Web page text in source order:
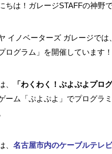
ちは！ガレージSTAFFの神野で
イノベーターズ ガレージで
ログラム」を開催しています！
、 「わくわく！ぷよぷよプロ
ーム「ぷよぷよ」でプログラ
、 名古屋市内のケーブルテレ